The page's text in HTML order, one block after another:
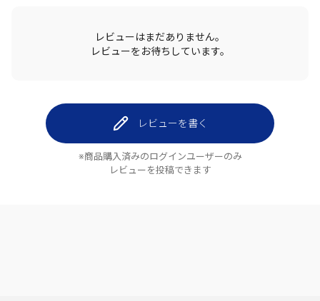
レビューはまだありません。
レビューをお待ちしています。
レビューを書く
※商品購入済みのログインユーザーのみ
レビューを投稿できます